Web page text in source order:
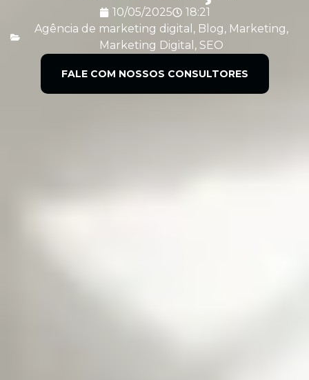
10/05/2025
18:21
Agência de marketing digital , Blog, Marketing,
Marketing Digital , SEO
FALE COM NOSSOS CONSULTORES